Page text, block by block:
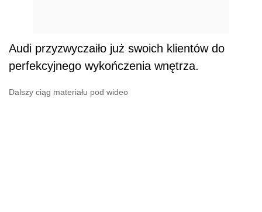
Audi przyzwyczaiło już swoich klientów do
perfekcyjnego wykończenia wnętrza.
Dalszy ciąg materiału pod wideo